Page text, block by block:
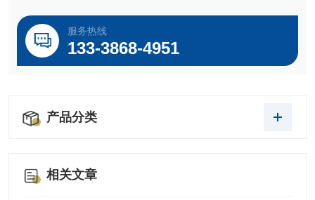
服务热线
133-3868-4951
产品分类
相关文章